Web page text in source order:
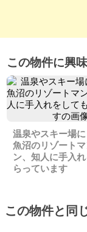
この物件に興
温泉やスキー場
魚沼のリゾートマ
ン、知人に手入
らっています
この物件と同